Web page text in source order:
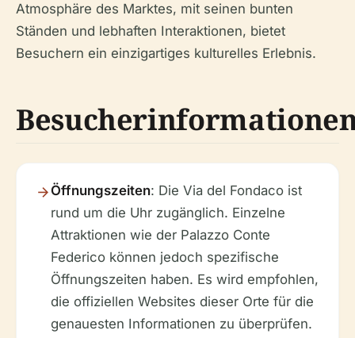
Atmosphäre des Marktes, mit seinen bunten
Ständen und lebhaften Interaktionen, bietet
Besuchern ein einzigartiges kulturelles Erlebnis.
Öffnungszeiten: Die Via del Fondaco ist
rund um die Uhr zugänglich. Einzelne
Attraktionen wie der Palazzo Conte
Federico können jedoch spezifische
Öffnungszeiten haben. Es wird empfohlen,
die offiziellen Websites dieser Orte für die
genauesten Informationen zu überprüfen.